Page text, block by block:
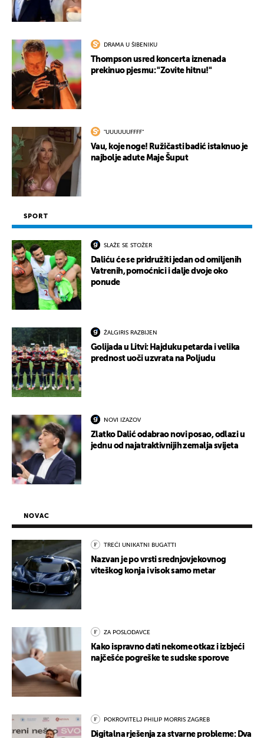
DRAMA U ŠIBENIKU
Thompson usred koncerta iznenada
prekinuo pjesmu: "Zovite hitnu!"
"UUUUUUFFFF"
Vau, koje noge! Ružičasti badić istaknuo je
najbolje adute Maje Šuput
SPORT
SLAŽE SE STOŽER
Daliću će se pridružiti jedan od omiljenih
Vatrenih, pomoćnici i dalje dvoje oko
ponude
ŽALGIRIS RAZBIJEN
Golijada u Litvi: Hajduku petarda i velika
prednost uoči uzvrata na Poljudu
NOVI IZAZOV
Zlatko Dalić odabrao novi posao, odlazi u
jednu od najatraktivnijih zemalja svijeta
NOVAC
TREĆI UNIKATNI BUGATTI
Nazvan je po vrsti srednjovjekovnog
viteškog konja i visok samo metar
ZA POSLODAVCE
Kako ispravno dati nekome otkaz i izbjeći
najčešće pogreške te sudske sporove
POKROVITELJ PHILIP MORRIS ZAGREB
Digitalna rješenja za stvarne probleme: Dva